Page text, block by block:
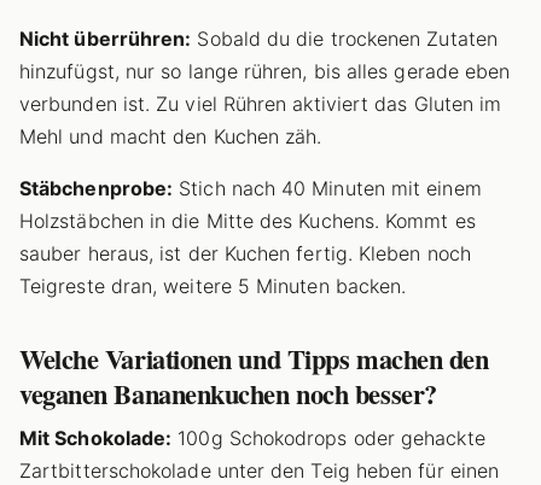
Nicht überrühren: Sobald du die trockenen Zutaten
hinzufügst, nur so lange rühren, bis alles gerade eben
verbunden ist. Zu viel Rühren aktiviert das Gluten im
Mehl und macht den Kuchen zäh.
Stäbchenprobe: Stich nach 40 Minuten mit einem
Holzstäbchen in die Mitte des Kuchens. Kommt es
sauber heraus, ist der Kuchen fertig. Kleben noch
Teigreste dran, weitere 5 Minuten backen.
Welche Variationen und Tipps machen den
veganen Bananenkuchen noch besser?
Mit Schokolade: 100g Schokodrops oder gehackte
Zartbitterschokolade unter den Teig heben für einen